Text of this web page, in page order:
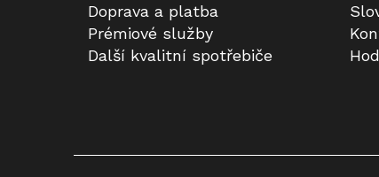
34 401 Kč
Průměrné
hodnocení
Kód:
Doprava a platba
Prémiové služby
Další kvalitní spotřebiče